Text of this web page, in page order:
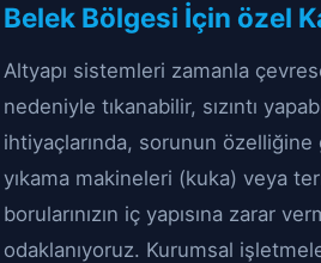
Belek Bölgesi İçin özel
Altyapı sistemleri zamanla
nedeniyle tıkanabilir, sızıntı
ihtiyaçlarında, sorunun özelliğine
yıkama makineleri (kuka) veya
borularınızın iç yapısına zarar
odaklanıyoruz. Kurumsal